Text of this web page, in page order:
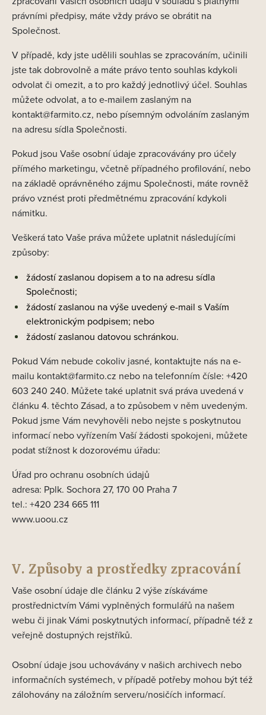
právními předpisy, máte vždy právo se obrátit na
Společnost.
V případě, kdy jste udělili souhlas se zpracováním, učinili
jste tak dobrovolně a máte právo tento souhlas kdykoli
odvolat či omezit, a to pro každý jednotlivý účel. Souhlas
můžete odvolat, a to e-mailem zaslaným na
kontakt@farmito.cz, nebo písemným odvoláním zaslaným
na adresu sídla Společnosti.
Pokud jsou Vaše osobní údaje zpracovávány pro účely
přímého marketingu, včetně případného profilování, nebo
na základě oprávněného zájmu Společnosti, máte rovněž
právo vznést proti předmětnému zpracování kdykoli
námitku.
Veškerá tato Vaše práva můžete uplatnit následujícími
způsoby:
žádostí zaslanou dopisem a to na adresu sídla
Společnosti;
žádostí zaslanou na výše uvedený e-mail s Vaším
elektronickým podpisem; nebo
žádostí zaslanou datovou schránkou.
Pokud Vám nebude cokoliv jasné, kontaktujte nás na e-
mailu kontakt@farmito.cz nebo na telefonním čísle: +420
603 240 240. Můžete také uplatnit svá práva uvedená v
článku 4. těchto Zásad, a to způsobem v něm uvedeným.
Pokud jsme Vám nevyhověli nebo nejste s poskytnutou
informací nebo vyřízením Vaší žádosti spokojeni, můžete
podat stížnost k dozorovému úřadu:
Úřad pro ochranu osobních údajů
adresa: Pplk. Sochora 27, 170 00 Praha 7
tel.: +420 234 665 111
www.uoou.cz
V. Způsoby a prostředky zpracování
Vaše osobní údaje dle článku 2 výše získáváme
prostřednictvím Vámi vyplněných formulářů na našem
webu či jinak Vámi poskytnutých informací, případně též z
veřejně dostupných rejstříků.
Osobní údaje jsou uchovávány v našich archivech nebo
informačních systémech, v případě potřeby mohou být též
zálohovány na záložním serveru/nosičích informací.